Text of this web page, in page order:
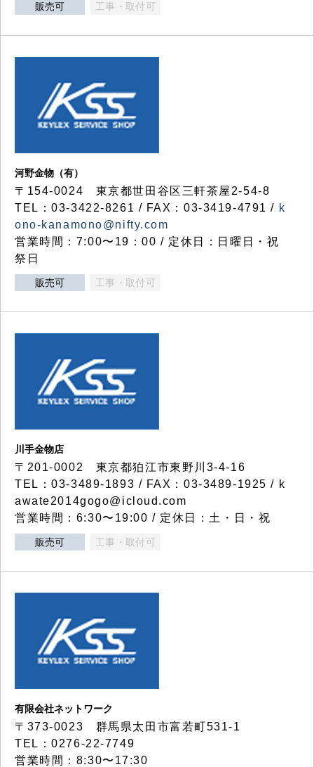
販売可 工事・取付可
河野金物（有）
〒154-0024 東京都世田谷区三軒茶屋2-54-8
TEL：03-3422-8261 / FAX：03-3419-4791 / k
ono-kanamono@nifty.com
営業時間：7:00〜19：00 / 定休日：日曜日・祝
祭日
販売可 工事・取付可
川手金物店
〒201-0002 東京都狛江市東野川3-4-16
TEL：03-3489-1893 / FAX：03-3489-1925 / k
awate2014gogo@icloud.com
営業時間：6:30〜19:00 / 定休日：土・日・祝
販売可 工事・取付可
有限会社ネットワーク
〒373-0023 群馬県太田市富若町531-1
TEL：0276-22-7749
営業時間：8:30〜17:30